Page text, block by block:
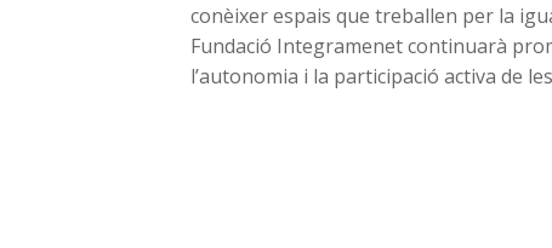
conèixer espais que treballen per la
Fundació Integramenet continuarà
l’autonomia i la participació activa de